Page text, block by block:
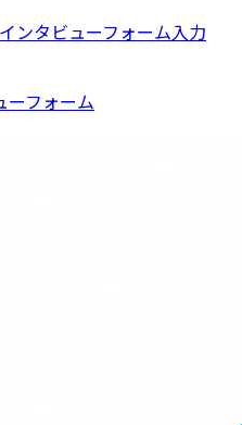
ンタビューフォーム入力
ーフォーム